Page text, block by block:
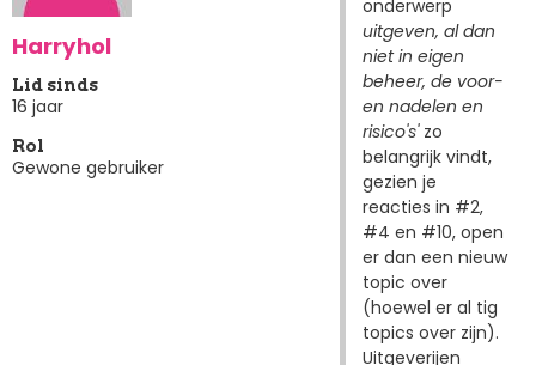
Harryhol
Lid sinds
16 jaar
Rol
Gewone gebruiker
onderwerp
uitgeven, al dan
niet in eigen
beheer, de voor-
en nadelen en
risico's'zo
belangrijk vindt,
gezien je
reacties in #2,
#4 en #10, open
er dan een nieuw
topic over
(hoewel er al tig
topics over zijn).
Uitgeverijen